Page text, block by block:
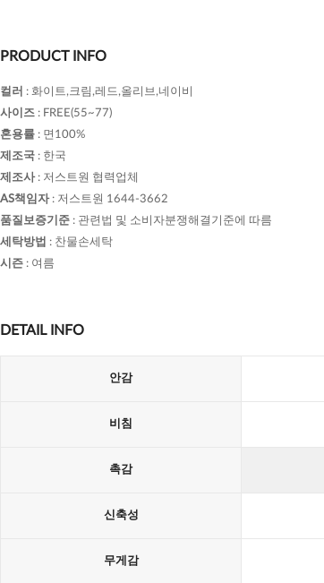
PRODUCT INFO
컬러 : 화이트,크림,레드,올리브,네이비
사이즈 : FREE(55~77)
혼용률 : 면100%
제조국 : 한국
제조사: 저스트원 협력업체
AS책임자: 저스트원 1644-3662
품질보증기준 : 관련법 및 소비자분쟁해결기준에 따름
세탁방법 : 찬물손세탁
시즌 : 여름
DETAIL INFO
안감
비침
촉감
신축성
무게감